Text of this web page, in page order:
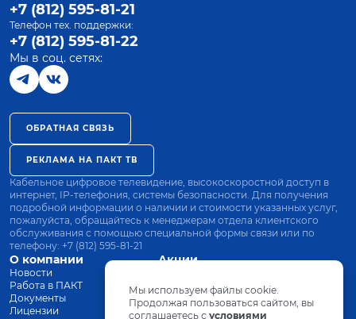
О компании
Новости
Работа в ПАКТ
Документы
Лицензии
Акции
Оплата
Оборудование
+7 (812) 595-81-21
Телефон тех. поддержки:
+7 (812) 595-81-22
Мы в соц. сетях:
ОБРАТНАЯ СВЯЗЬ
РЕКЛАМА НА ПАКТ ТВ
Кабельное цифровое телевидение, высокоскоростной доступ в
интернет, IP-телефония, системы безопасности. Для получения
подробной информации о наличии и стоимости указанных услуг,
пожалуйста, обращайтесь к менеджерам отдела клиентского
обслуживания с помощью специальной формы связи или по
телефону: +7 (812) 595-81-21
Мы используем файлы cookie.
Продолжая пользоваться сайтом, вы
соглашаетесь с условиями